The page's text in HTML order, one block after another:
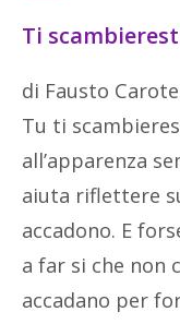
Ti
di Fausto
Tu ti
all’apparenza
aiuta riflettere
accadono. E
a far si che non
accadano per